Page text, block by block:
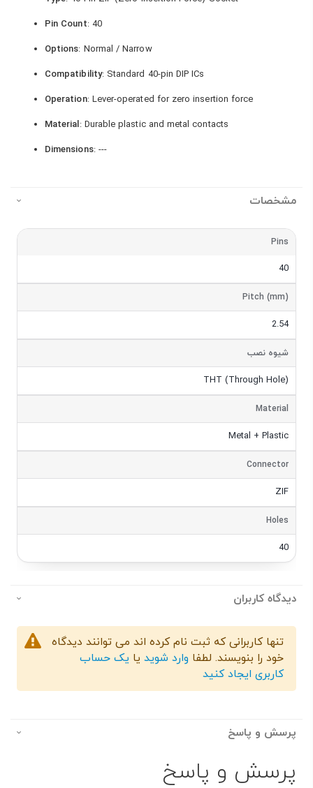
Pin Count: 40
Options: Normal / Narrow
Compatibility: Standard 40-pin DIP ICs
Operation: Lever-operated for zero insertion force
Material: Durable plastic and metal contacts
Dimensions: ---
مشخصات
مشخصات
Pins
40
Pitch (mm)
2.54
شیوه نصب
THT (Through Hole)
Material
Metal + Plastic
Connector
ZIF
Holes
40
دیدگاه کاربران
تنها کاربرانی که ثبت نام کرده اند می توانند دیدگاه
خود را بنویسند. لطفا وارد شوید یا یک حساب
کاربری ایجاد کنید
پرسش و پاسخ
پرسش و پاسخ